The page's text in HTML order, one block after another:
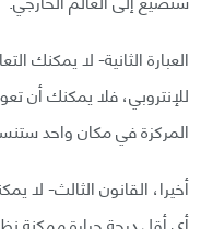
العبارة الثانية- لا يمكنك
للإنتروبي، فلا يمكنك أن
المركزة في مكان واحد
أخيرا، القانون الثالث- لا